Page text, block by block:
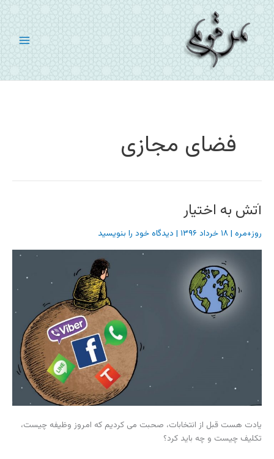
پرش
به
محتوا
فضای مجازی
آتش به اختیار
روز+مره |۱۸ خرداد ۱۳۹۶ | دیدگاه‌ خود را بنویسید
یادت هست قبل از انتخابات، صحبت می کردیم که امروز وظیفه چیست،
تکلیف چیست و چه باید کرد؟